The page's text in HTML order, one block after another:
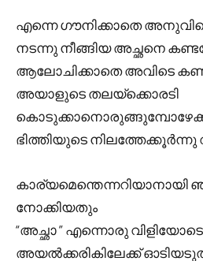
എന്നെ ഗൗനിക്കാതെ
നടന്നു നീങ്ങിയ അച്ഛനെ
ആലോചിക്കാതെ അവിടെ
അയാളുടെ തലയ്ക്കൊരടി
ഭിത്തിയുടെ നിലത്തേക്കൂർന്നു
നോക്കിയതും
“അച്ഛാ ” എന്നൊരു
അയൽക്കരികിലേക്ക്